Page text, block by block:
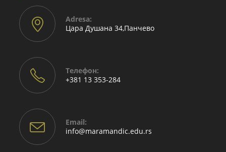
Adresа:
Цара Душана 34,Панчево
Телефон:
+381 13 353-284
Email:
info@maramandic.edu.rs